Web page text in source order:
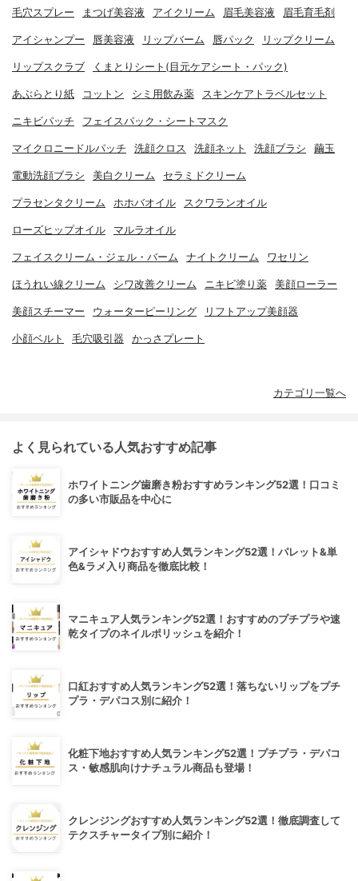
毛穴スプレー まつげ美容液 アイクリーム 眉毛美容液 眉毛育毛剤
アイシャンプー 唇美容液 リップバーム 唇パック リップクリーム
リップスクラブ くまとりシート(目元ケアシート・パック)
あぶらとり紙 コットン シミ用飲み薬 スキンケアトラベルセット
ニキビパッチ フェイスパック・シートマスク
マイクロニードルパッチ 洗顔クロス 洗顔ネット 洗顔ブラシ 繭玉
電動洗顔ブラシ 美白クリーム セラミドクリーム
プラセンタクリーム ホホバオイル スクワランオイル
ローズヒップオイル マルラオイル
フェイスクリーム・ジェル・バーム ナイトクリーム ワセリン
ほうれい線クリーム シワ改善クリーム ニキビ塗り薬 美顔ローラー
美顔スチーマー ウォーターピーリング リフトアップ美顔器
小顔ベルト 毛穴吸引器 かっさプレート
カテゴリ一覧へ
よく見られている人気おすすめ記事
ホワイトニング歯磨き粉おすすめランキング52選！口コミ
の多い市販品を中心に
アイシャドウおすすめ人気ランキング52選！パレット&単
色&ラメ入り商品を徹底比較！
マニキュア人気ランキング52選！おすすめのプチプラや速
乾タイプのネイルポリッシュを紹介！
口紅おすすめ人気ランキング52選！落ちないリップをプチ
プラ・デパコス別に紹介！
化粧下地おすすめ人気ランキング52選！プチプラ・デパコ
ス・敏感肌向けナチュラル商品も登場！
クレンジングおすすめ人気ランキング52選！徹底調査して
テクスチャータイプ別に紹介！